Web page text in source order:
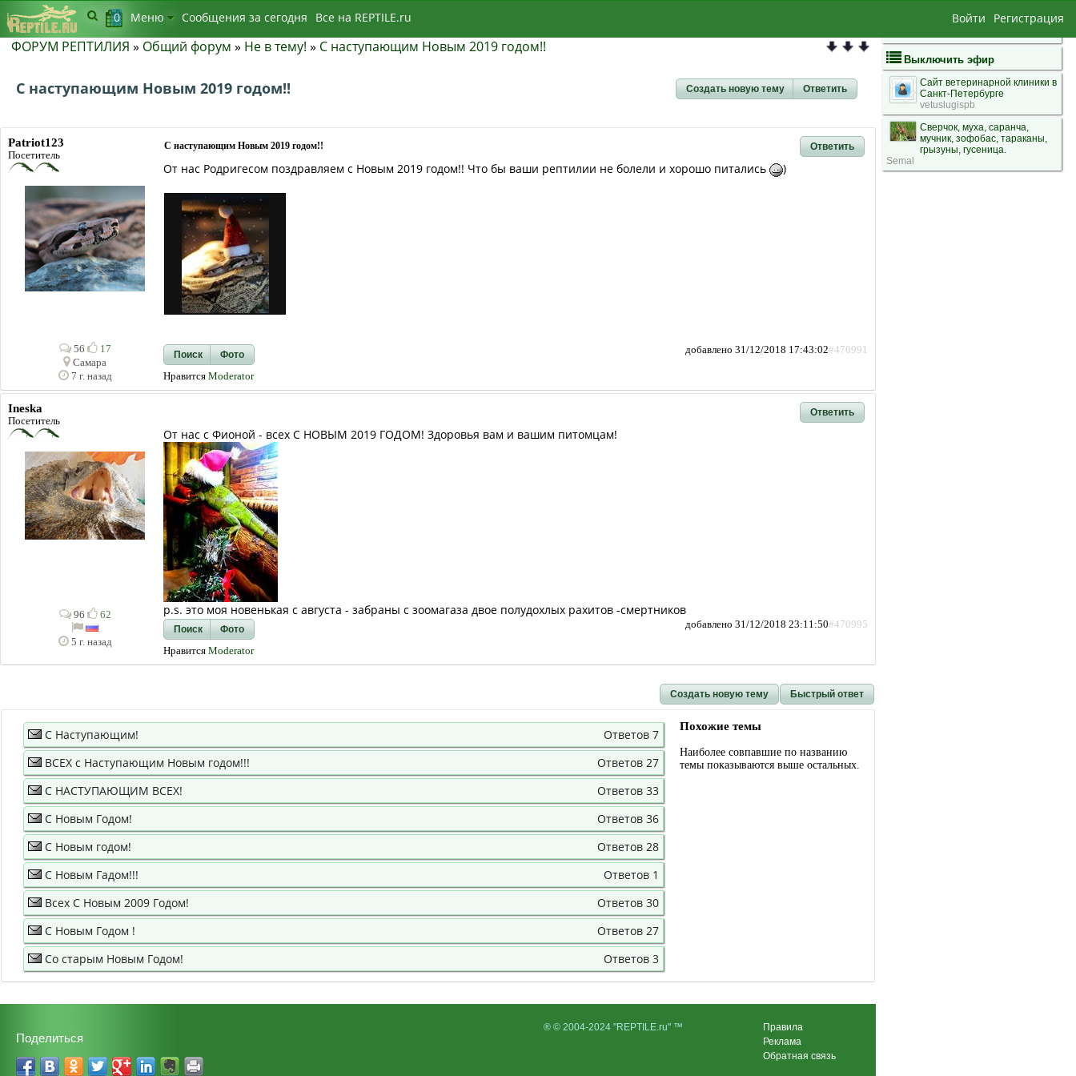
ФОРУМ РЕПТИЛИЯ » Общий форум » Не в тему! » С наступающим Новым 2019 годом!!
С наступающим Новым 2019 годом!! Создать новую тему Ответить
Patriot123
Посетитель
56
17
Самара
7 г. назад
С наступающим Новым 2019 годом!! Ответить
От нас Родригесом поздравляем с Новым 2019 годом!! Что бы ваши рептилии не болели и хорошо питались )
Поиск Фото добавлено 31/12/2018 17:43:02#470991
Нравится Moderator
Ineska
Посетитель
96 62
5 г. назад
Ответить
От нас с Фионой - всех С НОВЫМ 2019 ГОДОМ! Здоровья вам и вашим питомцам!
p.s. это моя новенькая с августа - забраны с зоомагаза двое полудохлых рахитов -смертников
Поиск Фото добавлено 31/12/2018 23:11:50#470995
Нравится Moderator
Создать новую тему Быстрый ответ
С Наступающим!
Ответов 7
ВСЕХ с Наступающим Новым годом!!!
Ответов 27
С НАСТУПАЮЩИМ ВСЕХ!
Ответов 33
С Новым Годом!
Ответов 36
С Новым годом!
Ответов 28
С Новым Гадом!!!
Ответов 1
Всех С Новым 2009 Годом!
Ответов 30
С Новым Годом !
Ответов 27
Со старым Новым Годом!
Ответов 3
Похожие темы
Наиболее совпавшие по названию
темы показываются выше остальных.
Выключить эфир
Сайт ветеринарной клиники в
Санкт-Петербурге
vetuslugispb
Сверчок, муха, саранча,
мучник, зофобас, тараканы,
грызуны, гусеница.
Semal
0 Меню Сообщения за сегодня Bсе на REPTILE.ru Войти Регистрация
Поделиться
Правила
Реклама
Обратная связь
® © 2004-2024 "REPTILE.ru" ™